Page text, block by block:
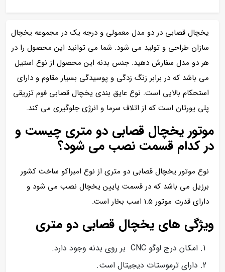
یخچال قصابی در دو مدل معمولی و درجه یک در مجموعه یخچال
سازان طراحی و تولید می شود. شما می توانید این محصول را در
هر دو مدل سفارش دهید. جنس بدنه این محصول از نوع استیل
می باشد که در برابر زنگ زدگی و پوسیدگی بسیار مقاوم و دارای
استحکام بالایی است. نوع عایق بندی یخچال قصابی فوم تزریقی
پلی یورتان است که از اتلاف سرما و انرژی جلوگیری می کند.
موتور یخچال قصابی دو متری چیست و
در کدام قسمت نصب می شود؟
نوع موتور یخچال قصابی دو متری از نوع امبراکو ساخت کشور
برزیل می باشد که در قسمت پایین یخچال نصب می شود و
دارای قدرت موتور 1.5 اسب بخار است.
ویژگی های یخچال قصابی دو متری
امکان درج لوگو CNC بر روی بدنه وجود دارد.
دارای ترموستات دیجیتال است.